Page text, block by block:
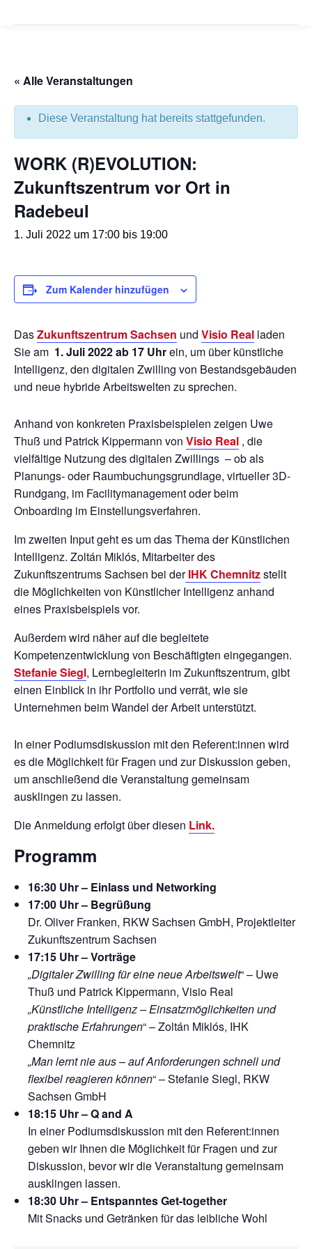
« Alle Veranstaltungen
Diese Veranstaltung hat bereits stattgefunden.
WORK (R)EVOLUTION:
Zukunftszentrum vor Ort in
Radebeul
1. Juli 2022 um 17:00 bis 19:00
DasZukunftszentrum Sachsen und Visio Real laden
Sie am 1. Juli 2022 ab 17 Uhrein, um über künstliche
Intelligenz, den digitalen Zwilling von Bestandsgebäuden
und neue hybride Arbeitswelten zu sprechen.
Anhand von konkreten Praxisbeispielen zeigen Uwe
Thuß und Patrick Kippermann von Visio Real , die
vielfältige Nutzung des digitalen Zwillings – ob als
Planungs- oder Raumbuchungsgrundlage, virtueller 3D-
Rundgang, im Facilitymanagement oder beim
Onboarding im Einstellungsverfahren.
Im zweiten Input geht es um das Thema der Künstlichen
Intelligenz. Zoltán Miklós, Mitarbeiter des
Zukunftszentrums Sachsen bei derIHK Chemnitzstellt
die Möglichkeiten von Künstlicher Intelligenz anhand
eines Praxisbeispiels vor.
Außerdem wird näher auf die begleitete
Kompetenzentwicklung von Beschäftigten eingegangen.
Stefanie Siegl, Lernbegleiterin im Zukunftszentrum, gibt
einen Einblick in ihr Portfolio und verrät, wie sie
Unternehmen beim Wandel der Arbeit unterstützt.
In einer Podiumsdiskussion mit den Referent:innen wird
es die Möglichkeit für Fragen und zur Diskussion geben,
um anschließend die Veranstaltung gemeinsam
ausklingen zu lassen.
Die Anmeldung erfolgt über diesen Link.
Programm
16:30 Uhr – Einlass und Networking
17:00 Uhr – Begrüßung
Dr. Oliver Franken, RKW Sachsen GmbH, Projektleiter
Zukunftszentrum Sachsen
17:15 Uhr – Vorträge
„Digitaler Zwilling für eine neue Arbeitswelt“ – Uwe
Thuß und Patrick Kippermann, Visio Real
„Künstliche Intelligenz – Einsatzmöglichkeiten und
praktische Erfahrungen“ – Zoltán Miklós, IHK
Chemnitz
„Man lernt nie aus – auf Anforderungen schnell und
flexibel reagieren können“ – Stefanie Siegl, RKW
Sachsen GmbH
18:15 Uhr – Q and A
In einer Podiumsdiskussion mit den Referent:innen
geben wir Ihnen die Möglichkeit für Fragen und zur
Diskussion, bevor wir die Veranstaltung gemeinsam
ausklingen lassen.
18:30 Uhr – Entspanntes Get-together
Mit Snacks und Getränken für das leibliche Wohl
Zum Kalender hinzufügen